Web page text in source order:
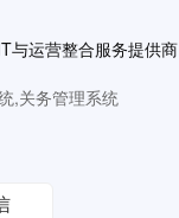
与运营整合服务提供商
,关务管理系统